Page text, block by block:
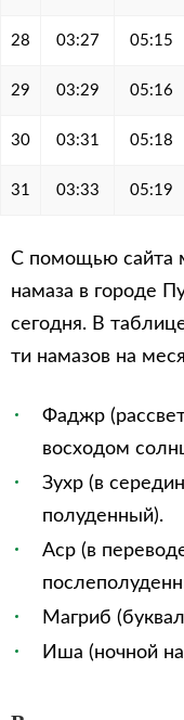
28 03:27 05:15
29 03:29 05:16
30 03:31 05:18
31 03:33 05:19
С помощью сайта
намаза в городе
сегодня. В
ти намазов на
Фаджр
восходом
Зухр (в
полуденный).
Аср (в
Магриб
Иша (ночной